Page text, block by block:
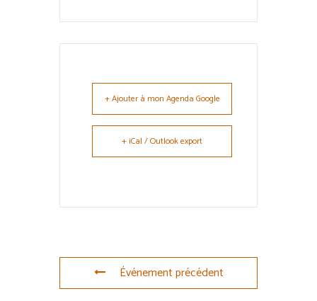
+ Ajouter à mon Agenda Google
+ iCal / Outlook export
Événement précédent